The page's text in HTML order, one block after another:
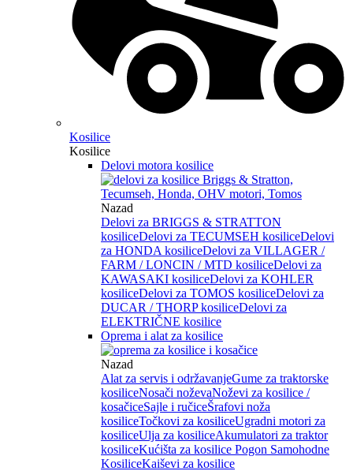
Kosilice
Kosilice
Delovi motora kosilice
Nazad
Delovi za BRIGGS & STRATTON
kosiliceDelovi za TECUMSEH kosiliceDelovi
za HONDA kosiliceDelovi za VILLAGER /
FARM / LONCIN / MTD kosiliceDelovi za
KAWASAKI kosiliceDelovi za KOHLER
kosiliceDelovi za TOMOS kosiliceDelovi za
DUCAR / THORP kosiliceDelovi za
ELEKTRIČNE kosilice
Oprema i alat za kosilice
Nazad
Alat za servis i održavanjeGume za traktorske
kosiliceNosači noževaNoževi za kosilice /
kosačiceSajle i ručiceŠrafovi noža
kosiliceTočkovi za kosiliceUgradni motori za
kosiliceUlja za kosiliceAkumulatori za traktor
kosiliceKućišta za kosilice Pogon Samohodne
KosiliceKaiševi za kosilice